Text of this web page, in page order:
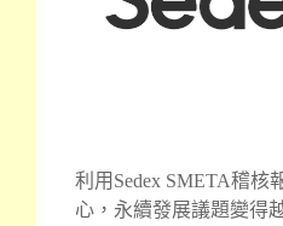
利用Sedex SMETA稽核
心，永續發展議題變得